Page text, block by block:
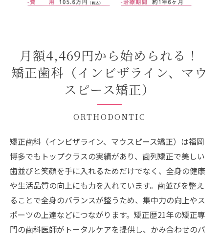
月額4,469円から始められる！
矯正歯科（インビザライン、マウ
スピース矯正）
ORTHODONTIC
矯正歯科（インビザライン、マウスピース矯正）は福岡
博多でもトップクラスの実績があり、歯列矯正で美しい
歯並びと笑顔を手に入れるためだけでなく、全身の健康
や生活品質の向上にも力を入れています。歯並びを整え
ることで全身のバランスが整うため、集中力の向上やス
ポーツの上達などにつながります。矯正歴21年の矯正専
門の歯科医師がトータルケアを提供し、かみ合わせのバ